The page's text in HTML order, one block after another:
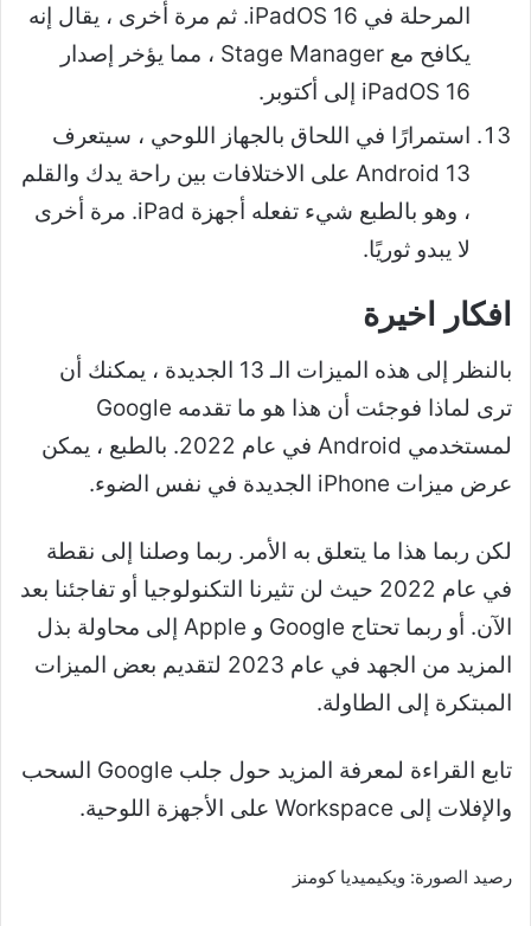
المرحلة في iPadOS 16. ثم مرة أخرى ، يقال إنه
يكافح مع Stage Manager ، مما يؤخر إصدار
iPadOS 16 إلى أكتوبر.
استمرارًا في اللحاق بالجهاز اللوحي ، سيتعرف
Android 13 على الاختلافات بين راحة يدك والقلم
، وهو بالطبع شيء تفعله أجهزة iPad. مرة أخرى
لا يبدو ثوريًا.
افكار اخيرة
بالنظر إلى هذه الميزات الـ 13 الجديدة ، يمكنك أن
ترى لماذا فوجئت أن هذا هو ما تقدمه Google
لمستخدمي Android في عام 2022. بالطبع ، يمكن
عرض ميزات iPhone الجديدة في نفس الضوء.
لكن ربما هذا ما يتعلق به الأمر. ربما وصلنا إلى نقطة
في عام 2022 حيث لن تثيرنا التكنولوجيا أو تفاجئنا بعد
الآن. أو ربما تحتاج Google و Apple إلى محاولة بذل
المزيد من الجهد في عام 2023 لتقديم بعض الميزات
المبتكرة إلى الطاولة.
تابع القراءة لمعرفة المزيد حول جلب Google السحب
والإفلات إلى Workspace على الأجهزة اللوحية.
رصيد الصورة: ويكيميديا ​​كومنز